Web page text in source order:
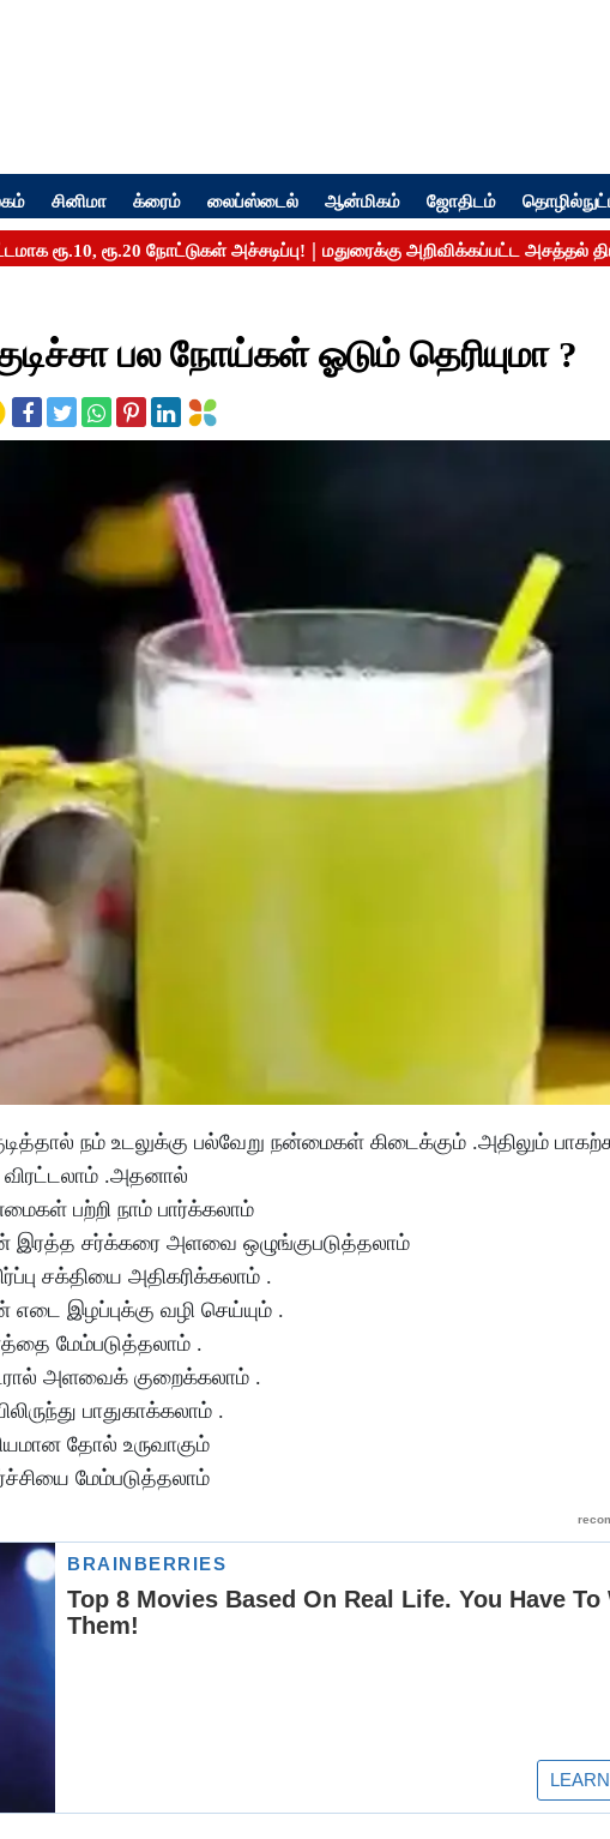
சினிமா க்ரைம் லைப்ஸ்டைல் ஆன்மிகம் ஜோதிடம்
பல நோய்கள் ஓடும் தெரியுமா ?
நம் உடலுக்கு பல்வேறு நன்மைகள் கிடைக்கும் .அதிலும்
.அதனால்
பற்றி நாம் பார்க்கலாம்
இரத்த சர்க்கரை அளவை ஒழுங்குபடுத்தலாம்
சக்தியை அதிகரிக்கலாம் .
இழப்புக்கு வழி செய்யும் .
மேம்படுத்தலாம் .
அளவைக் குறைக்கலாம் .
பாதுகாக்கலாம் .
தோல் உருவாகும்
மேம்படுத்தலாம்